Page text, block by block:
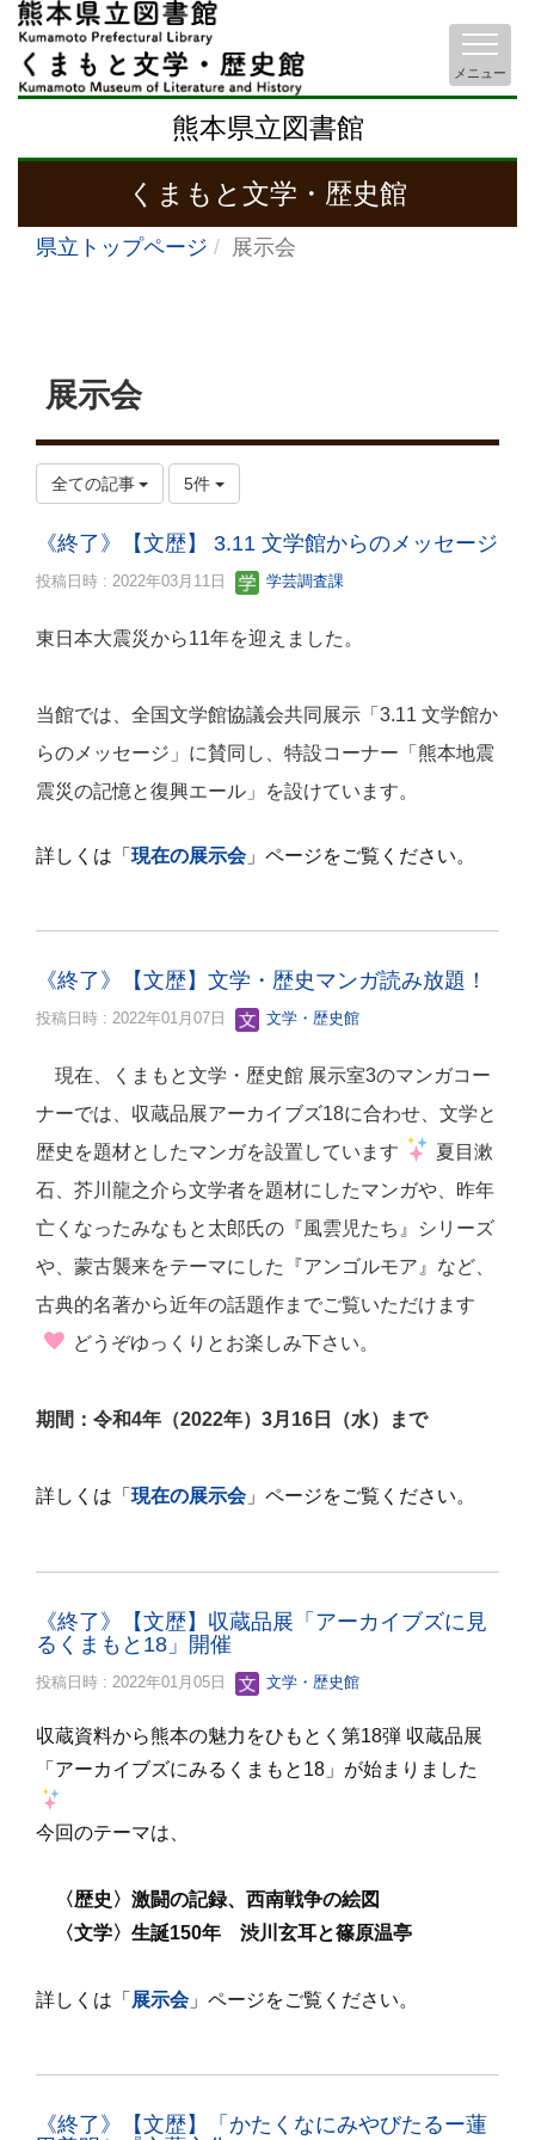
熊本県立図書館
くまもと文学・歴史館
メニュー
県立トップページ 展示会
展示会
全ての記事 5件
《終了》【文歴】 3.11 文学館からのメッセージ
投稿日時 : 2022年03月11日 学芸調査課
東日本大震災から11年を迎えました。
当館では、全国文学館協議会共同展示「3.11 文学館か
らのメッセージ」に賛同し、 特設コーナー 「熊本地震
震災の記憶と復興エール」を設けています。
詳しくは「 現在の展示会」ページをご覧ください。
《終了》【文歴】文学・歴史マンガ読み放題！
投稿日時 : 2022年01月07日 文学・歴史館
現在、くまもと文学・歴史館 展示室3のマンガコー
ナーでは、収蔵品展アーカイブズ18に合わせ、文学と
歴史を題材としたマンガを設置しています
夏目漱
石、芥川龍之介ら文学者を題材にしたマンガや、昨年
亡くなったみなもと太郎氏の『風雲児たち』シリーズ
や、蒙古襲来をテーマにした『アンゴルモア』など、
古典的名著から近年の話題作までご覧いただけます
どうぞゆっくりとお楽しみ下さい。
期間：令和4年（2022年）3月16日（水）まで
詳しくは「 現在の展示会」ページをご覧ください。
《終了》【文歴】収蔵品展「アーカイブズに見
るくまもと18」開催
投稿日時 : 2022年01月05日 文学・歴史館
収蔵資料から熊本の魅力をひもとく第18弾 収蔵品展
「アーカイブズにみるくまもと18」が始まりました
今回のテーマは、
〈歴史〉 激闘の記録、西南戦争の絵図
〈文学〉 生誕150年 渋川玄耳と篠原温亭
詳しくは「 展示会」ページをご覧ください。
《終了》【文歴】「かたくなにみやびたるー蓮